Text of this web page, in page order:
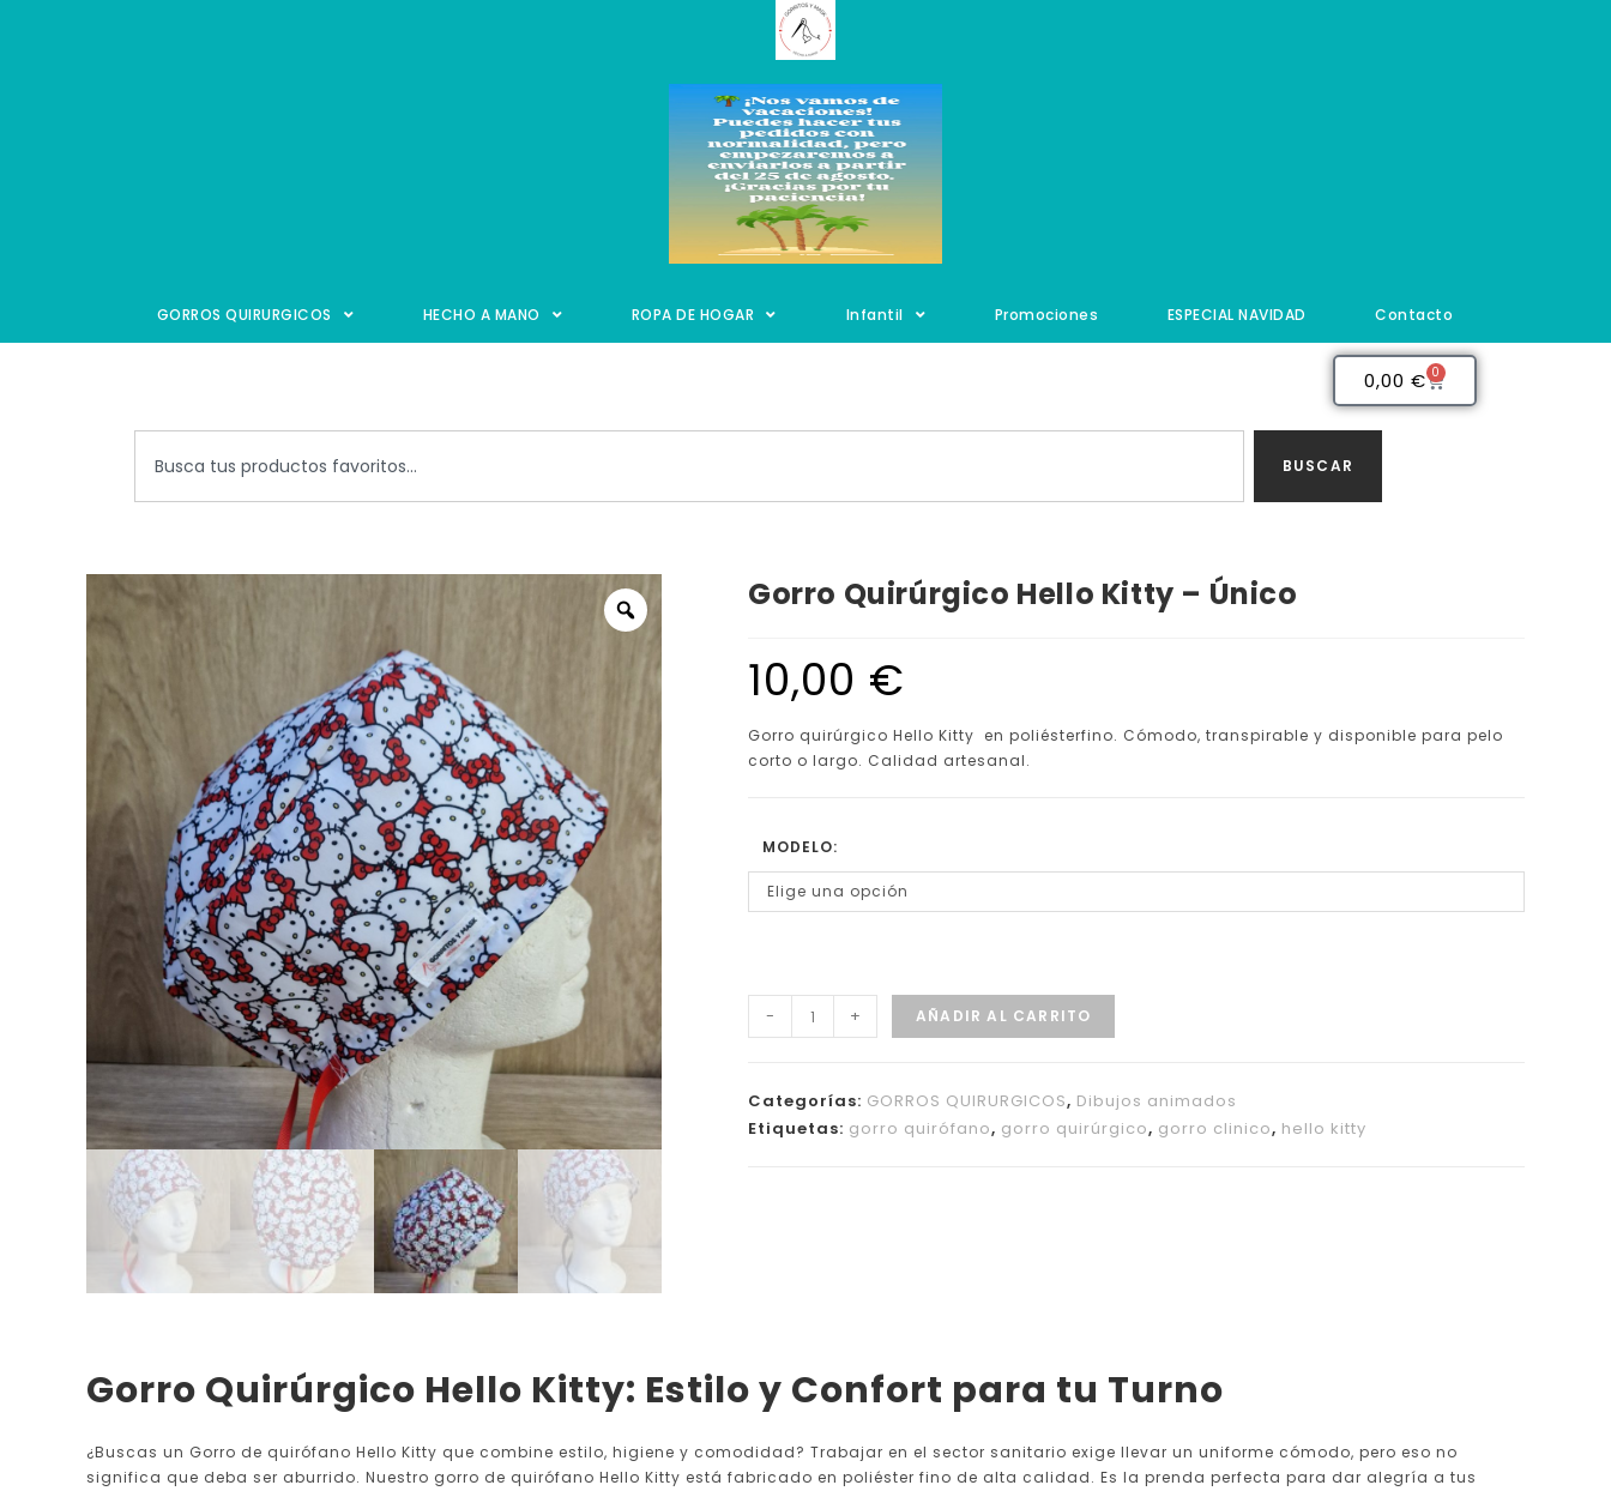
GORROS QUIRURGICOS HECHO A MANO ROPA DE HOGAR Infantil Promociones ESPECIAL NAVIDAD Contacto
0,00 € 0
BUSCAR
Gorro Quirúrgico Hello Kitty – Único
10,00 €
Gorro quirúrgico Hello Kitty en poliésterfino. Cómodo, transpirable y disponible para pelo
corto o largo. Calidad artesanal.
MODELO:
Elige una opción
- + AÑADIR AL CARRITO
Categorías: GORROS QUIRURGICOS, Dibujos animados
Etiquetas: gorro quirófano, gorro quirúrgico, gorro clinico, hello kitty
Gorro Quirúrgico Hello Kitty: Estilo y Confort para tu Turno
¿Buscas un Gorro de quirófano Hello Kitty que combine estilo, higiene y comodidad? Trabajar en el sector sanitario exige llevar un uniforme cómodo, pero eso no
significa que deba ser aburrido. Nuestro gorro de quirófano Hello Kitty está fabricado en poliéster fino de alta calidad. Es la prenda perfecta para dar alegría a tus